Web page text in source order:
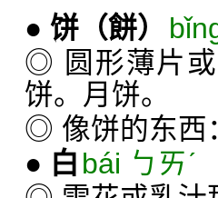
● 饼 （餅）
◎ 圆形薄片或
饼。月饼。
◎ 像饼的东西
● 白 bái ㄅㄞˊ